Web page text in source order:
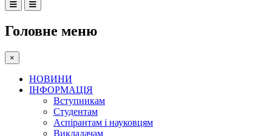
Головне меню
×
НОВИНИ
ІНФОРМАЦІЯ
Вступникам
Студентам
Аспірантам і науковцям
Викладачам